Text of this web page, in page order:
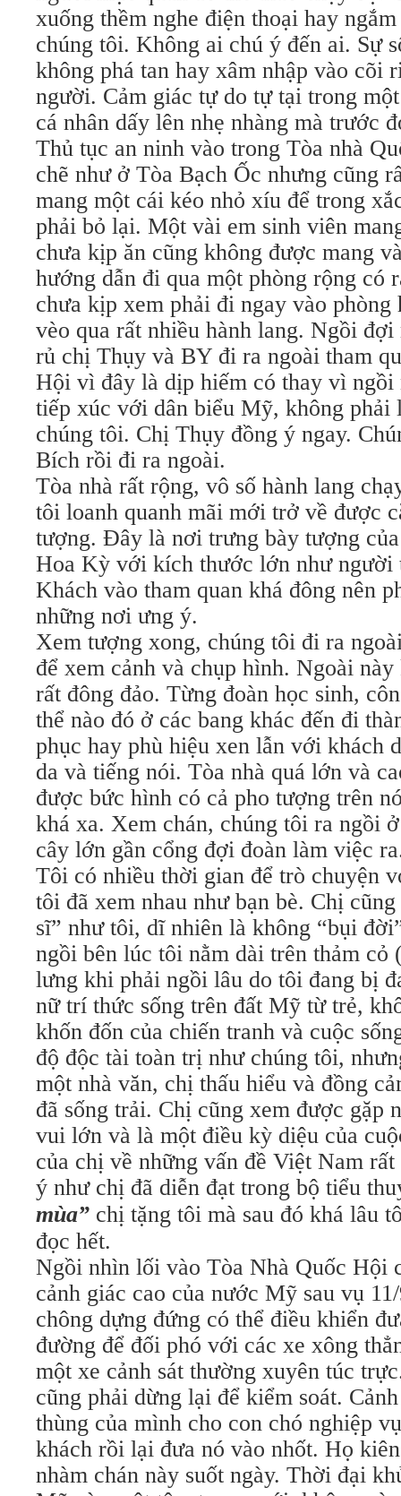
xuống thềm nghe điện thoại hay
chúng tôi. Không ai chú ý đến ai. Sự
không phá tan hay xâm nhập vào cõi
người. Cảm giác tự do tự tại trong
cá nhân dấy lên nhẹ nhàng mà trước
Thủ tục an ninh vào trong Tòa nhà
chẽ như ở Tòa Bạch Ốc nhưng cũng
mang một cái kéo nhỏ xíu để trong
phải bỏ lại. Một vài em sinh viên
chưa kịp ăn cũng không được mang
hướng dẫn đi qua một phòng rộng có
chưa kịp xem phải đi ngay vào phòng
vèo qua rất nhiều hành lang. Ngồi
rủ chị Thụy và BY đi ra ngoài tham
Hội vì đây là dịp hiếm có thay vì ngồi
tiếp xúc với dân biểu Mỹ, không phải
chúng tôi. Chị Thụy đồng ý ngay.
Bích rồi đi ra ngoài.
Tòa nhà rất rộng, vô số hành lang
tôi loanh quanh mãi mới trở về được
tượng. Đây là nơi trưng bày tượng
Hoa Kỳ với kích thước lớn như người
Khách vào tham quan khá đông nên
những nơi ưng ý.
Xem tượng xong, chúng tôi đi ra
để xem cảnh và chụp hình. Ngoài
rất đông đảo. Từng đoàn học sinh,
thể nào đó ở các bang khác đến đi
phục hay phù hiệu xen lẫn với khách
da và tiếng nói. Tòa nhà quá lớn và
được bức hình có cả pho tượng trên
khá xa. Xem chán, chúng tôi ra ngồi
cây lớn gần cổng đợi đoàn làm việc
Tôi có nhiều thời gian để trò chuyện
tôi đã xem nhau như bạn bè. Chị
sĩ” như tôi, dĩ nhiên là không “bụi
ngồi bên lúc tôi nằm dài trên thảm cỏ
lưng khi phải ngồi lâu do tôi đang bị
nữ trí thức sống trên đất Mỹ từ trẻ,
khốn đốn của chiến tranh và cuộc
độ độc tài toàn trị như chúng tôi,
một nhà văn, chị thấu hiểu và đồng
đã sống trải. Chị cũng xem được gặp
vui lớn và là một điều kỳ diệu của
của chị về những vấn đề Việt Nam
ý như chị đã diễn đạt trong bộ tiểu
mùa” chị tặng tôi mà sau đó khá lâu
đọc hết.
Ngồi nhìn lối vào Tòa Nhà Quốc Hội
cảnh giác cao của nước Mỹ sau vụ
chông dựng đứng có thể điều khiển
đường để đối phó với các xe xông
một xe cảnh sát thường xuyên túc
cũng phải dừng lại để kiểm soát.
thùng của mình cho con chó nghiệp
khách rồi lại đưa nó vào nhốt. Họ
nhàm chán này suốt ngày. Thời đại